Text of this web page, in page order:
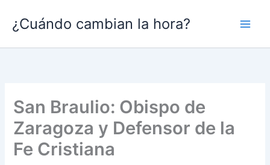
contenido
¿Cuándo cambian la hora?
San Braulio: Obispo de
Zaragoza y Defensor de la
Fe Cristiana